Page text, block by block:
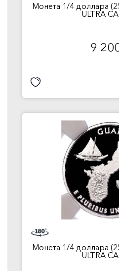
Монета 1/4 доллара
ULTRA
9
Монета 1/4 доллара
ULTRA